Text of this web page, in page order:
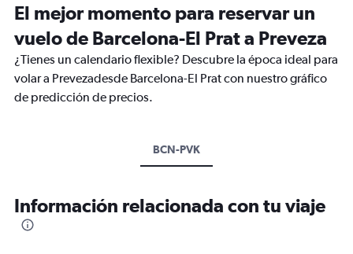
El mejor momento para reservar un
vuelo de Barcelona-El Prat a Preveza
¿Tienes un calendario flexible? Descubre la época ideal para
volar a Prevezadesde Barcelona-El Prat con nuestro gráfico
de predicción de precios.
BCN-PVK
Información relacionada con tu viaje